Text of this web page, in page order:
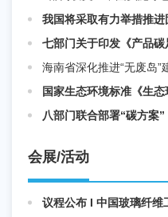
我国将采取有力举措推
七部门关于印发《产品
海南省深化推进“无废岛”
国家生态环境标准《生
八部门联合部署“碳方案
会展/活动
议程公布 I 中国玻璃纤维